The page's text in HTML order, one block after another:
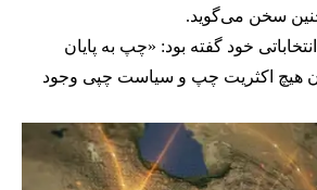
سخن می‌گوید.
خود گفته بود: «چپ به پایان
هیچ اکثریت چپ و سیاست چپی وجود